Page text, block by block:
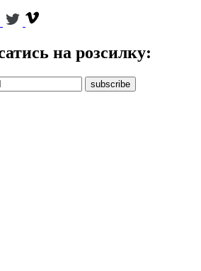
на розсилку:
subscribe